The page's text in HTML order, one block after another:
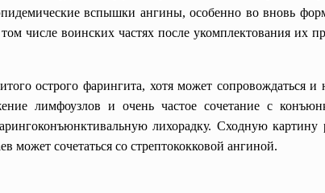
вспышки ангины, особенно во вновь
числе воинских частях после укомплектования их
острого фарингита, хотя может сопровождаться
лимфоузлов и очень частое сочетание с
лихорадку. Сходную картину
может сочетаться со стрептококковой ангиной.